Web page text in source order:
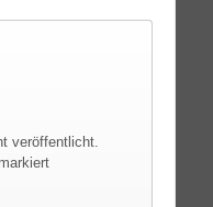
veröffentlicht.